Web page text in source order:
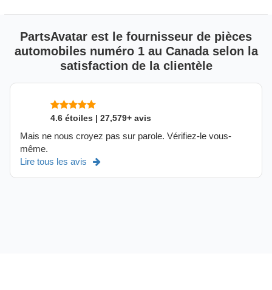
PartsAvatar est le fournisseur de pièces
automobiles numéro 1 au Canada selon la
satisfaction de la clientèle
4.6 étoiles | 27,579+ avis
Mais ne nous croyez pas sur parole. Vérifiez-le vous-
même.
Lire tous les avis